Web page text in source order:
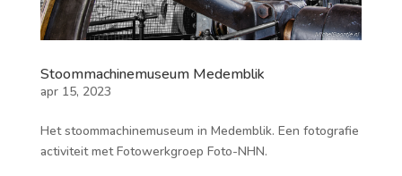
Stoommachinemuseum Medemblik
apr 15, 2023
Het stoommachinemuseum in Medemblik. Een fotografie
activiteit met Fotowerkgroep Foto-NHN.